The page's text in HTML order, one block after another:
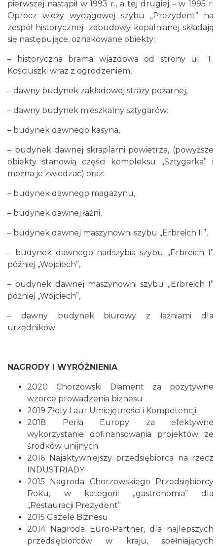
pierwszej nastąpił w 1993 r., a tej drugiej – w 1995 r.
Oprócz wieży wyciągowej szybu „Prezydent” na
zespół historycznej zabudowy kopalnianej składają
się następujące, oznakowane obiekty:
– historyczna brama wjazdowa od strony ul. T.
Kościuszki wraz z ogrodzeniem,
– dawny budynek zakładowej straży pożarnej,
– dawny budynek mieszkalny sztygarów,
– budynek dawnego kasyna,
– budynek dawnej skraplarni powietrza, (powyższe
obiekty stanowią części kompleksu „Sztygarka” i
można je zwiedzać) oraz:
– budynek dawnego magazynu,
– budynek dawnej łaźni,
– budynek dawnej maszynowni szybu „Erbreich II”,
– budynek dawnego nadszybia szybu „Erbreich I”
później „Wojciech”,
– budynek dawnej maszynowni szybu „Erbreich I”
później „Wojciech”,
– dawny budynek biurowy z łaźniami dla
urzędników
NAGRODY I WYRÓŻNIENIA
2020 Chorzowski Diament za pozytywne
wzorce prowadzenia biznesu
2019 Złoty Laur Umiejętności i Kompetencji
2018 Perła Europy za efektywne
wykorzystanie dofinansowania projektów ze
środków unijnych
2016 Najaktywniejszy przedsiębiorca na rzecz
INDUSTRIADY
2015 Nagroda Chorzowskiego Przedsiębiorcy
Roku, w kategorii „gastronomia” dla
„Restauracji Prezydent”
2015 Gazele Biznesu
2014 Nagroda Euro-Partner, dla najlepszych
przedsiębiorców w kraju, spełniających